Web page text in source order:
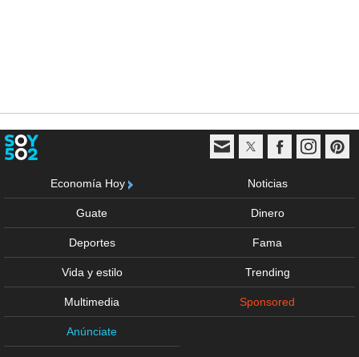
Economía Hoy Noticias
Guate Dinero
Deportes Fama
Vida y estilo Trending
Multimedia Sponsored
Anúnciate